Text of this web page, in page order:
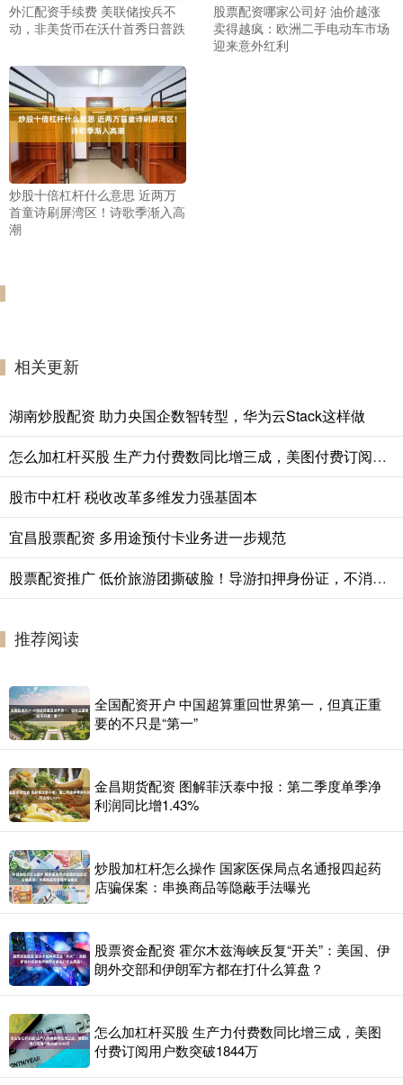
外汇配资手续费 美联储按兵不
动，非美货币在沃什首秀日普跌
股票配资哪家公司好 油价越涨
卖得越疯：欧洲二手电动车市场
迎来意外红利
炒股十倍杠杆什么意思 近两万
首童诗刷屏湾区！诗歌季渐入高
潮
相关更新
湖南炒股配资 助力央国企数智转型，华为云Stack这样做
怎么加杠杆买股 生产力付费数同比增三成，美图付费订阅用户数突破1844万
股市中杠杆 税收改革多维发力强基固本
宜昌股票配资 多用途预付卡业务进一步规范
股票配资推广 低价旅游团撕破脸！导游扣押身份证，不消费2万不让走
推荐阅读
全国配资开户 中国超算重回世界第一，但真正重
要的不只是“第一”
金昌期货配资 图解菲沃泰中报：第二季度单季净
利润同比增1.43%
炒股加杠杆怎么操作 国家医保局点名通报四起药
店骗保案：串换商品等隐蔽手法曝光
股票资金配资 霍尔木兹海峡反复“开关”：美国、伊
朗外交部和伊朗军方都在打什么算盘？
怎么加杠杆买股 生产力付费数同比增三成，美图
付费订阅用户数突破1844万